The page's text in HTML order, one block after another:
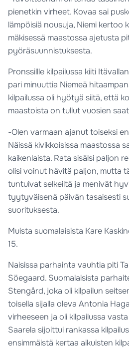
pienetkin virheet. Kovaa sai
lämpöisiä nousuja, Niemi kertoo
mäkisessä maastossa ajetusta
pyöräsuunnistuksesta.
Pronssillle kilpailussa kiiti
pari minuuttia Niemeä
kilpailussa oli hyötyä siitä, että
maastoista on tullut vuosien
-Olen varmaan ajanut toiseksi
Näissä kivikkoisissa maastossa
kaikenlaista. Rata sisälsi paljon
olisi voinut hävitä paljon, mutta
tuntuivat selkeiltä ja menivät
tyytyväisenä päivän tasaisesti
suorituksesta.
Muista suomalaisista Kare
15.
Naisissa parhainta vauhtia piti
Söegaard. Suomalaisista
Stengård, joka oli kilpailun
toisella sijalla oleva Antonia
virheeseen ja oli kilpailussa
Saarela sijoittui rankassa
ensimmäistä kertaa aikuisten